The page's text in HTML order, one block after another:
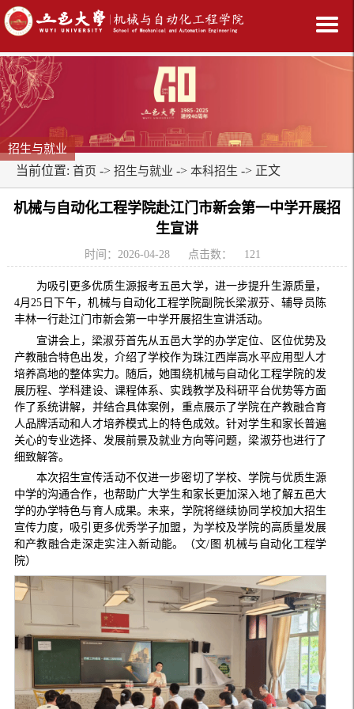
招生与就业
当前位置: 首页 -> 招生与就业 -> 本科招生 -> 正文
机械与自动化工程学院赴江门市新会第一中学开展招
生宣讲
时间：2026-04-28 点击数： 121
为吸引更多优质生源报考五邑大学，进一步提升生源质量，
4月25日下午，机械与自动化工程学院副院长梁淑芬、辅导员陈
丰林一行赴江门市新会第一中学开展招生宣讲活动。
宣讲会上，梁淑芬首先从五邑大学的办学定位、区位优势及
产教融合特色出发，介绍了学校作为珠江西岸高水平应用型人才
培养高地的整体实力。随后，她围绕机械与自动化工程学院的发
展历程、学科建设、课程体系、实践教学及科研平台优势等方面
作了系统讲解，并结合具体案例，重点展示了学院在产教融合育
人品牌活动和人才培养模式上的特色成效。针对学生和家长普遍
关心的专业选择、发展前景及就业方向等问题，梁淑芬也进行了
细致解答。
本次招生宣传活动不仅进一步密切了学校、学院与优质生源
中学的沟通合作，也帮助广大学生和家长更加深入地了解五邑大
学的办学特色与育人成果。未来，学院将继续协同学校加大招生
宣传力度，吸引更多优秀学子加盟，为学校及学院的高质量发展
和产教融合走深走实注入新动能。（文/图 机械与自动化工程学
院）